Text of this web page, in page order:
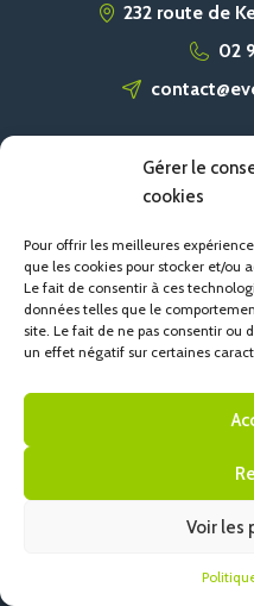
Gérer le
cookies
Pour offrir les meilleures
que les cookies pour stocker et/ou
Le fait de consentir à ces
données telles que le
site. Le fait de ne pas consentir ou
un effet négatif sur certaines
Voir les
232 route de
02
POLITIQUE